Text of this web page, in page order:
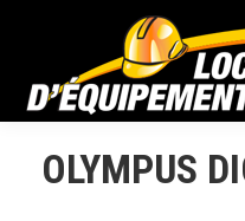
OLYMPUS